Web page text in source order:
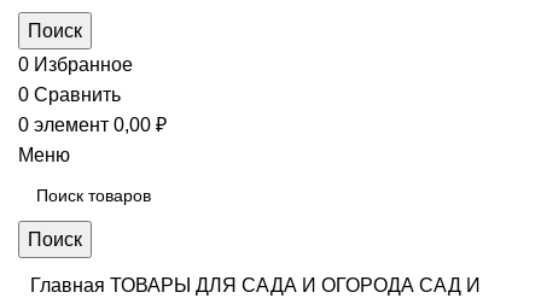
Поиск
0 Избранное
0 Сравнить
0 элемент 0,00 ₽
Меню
Поиск
Главная ТОВАРЫ ДЛЯ САДА И ОГОРОДА САД И